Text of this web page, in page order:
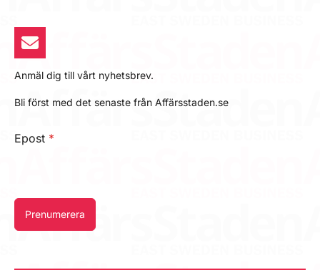
Anmäl dig till vårt nyhetsbrev.
Bli först med det senaste från Affärsstaden.se
Epost *
Prenumerera